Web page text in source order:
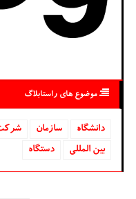
موضوع های راستابلاگ
دانشگاه‌ سازمان
بین المللی
دستگاه